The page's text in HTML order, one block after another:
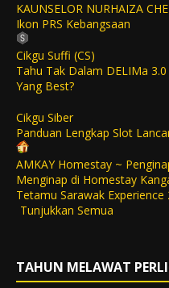
KAUNSELOR NURHAIZA
Ikon PRS Kebangsaan
Cikgu Suffi (CS)
Tahu Tak Dalam DELIMa
Yang Best?
Cikgu Siber
Panduan Lengkap Slot
AMKAY Homestay ~
Menginap di Homestay
Tetamu Sarawak
Tunjukkan Semua
TAHUN MELAWAT